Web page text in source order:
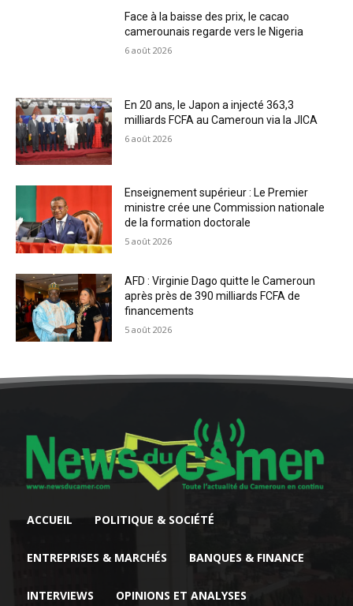
Face à la baisse des prix, le cacao
camerounais regarde vers le Nigeria
6 août 2026
En 20 ans, le Japon a injecté 363,3
milliards FCFA au Cameroun via la JICA
6 août 2026
Enseignement supérieur : Le Premier
ministre crée une Commission nationale
de la formation doctorale
5 août 2026
AFD : Virginie Dago quitte le Cameroun
après près de 390 milliards FCFA de
financements
5 août 2026
ACCUEIL POLITIQUE & SOCIÉTÉ
ENTREPRISES & MARCHÉS BANQUES & FINANCE
INTERVIEWS OPINIONS ET ANALYSES